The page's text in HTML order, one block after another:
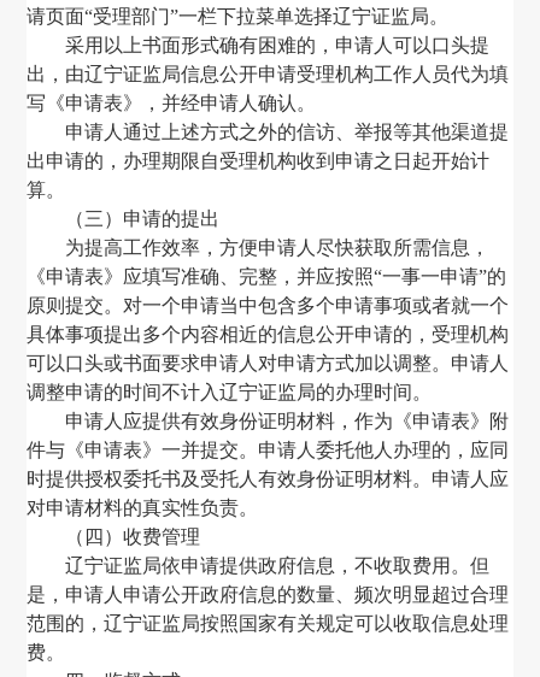
请页面“受理部门”一栏下拉菜单选择辽宁证监局。
采用以上书面形式确有困难的，申请人可以口头提
出，由辽宁证监局信息公开申请受理机构工作人员代为填
写《申请表》，并经申请人确认。
申请人通过上述方式之外的信访、举报等其他渠道提
出申请的，办理期限自受理机构收到申请之日起开始计
算。
（三）申请的提出
为提高工作效率，方便申请人尽快获取所需信息，
《申请表》应填写准确、完整，并应按照“一事一申请”的
原则提交。对一个申请当中包含多个申请事项或者就一个
具体事项提出多个内容相近的信息公开申请的，受理机构
可以口头或书面要求申请人对申请方式加以调整。申请人
调整申请的时间不计入辽宁证监局的办理时间。
申请人应提供有效身份证明材料 ，作为《申请表》附
件与《申请表》一并提交。申请人委托他人办理的 ， 应同
时提供授权委托书及受托人有效身份证明材料。申请人应
对申请材料的真实性负责。
（ 四 ）收费管理
辽宁证监局依申请提供政府信息，不收取费用。但
是，申请人申请公开政府信息的数量、频次明显超过合理
范围的，辽宁证监局按照国家有关规定可以收取信息处理
费。